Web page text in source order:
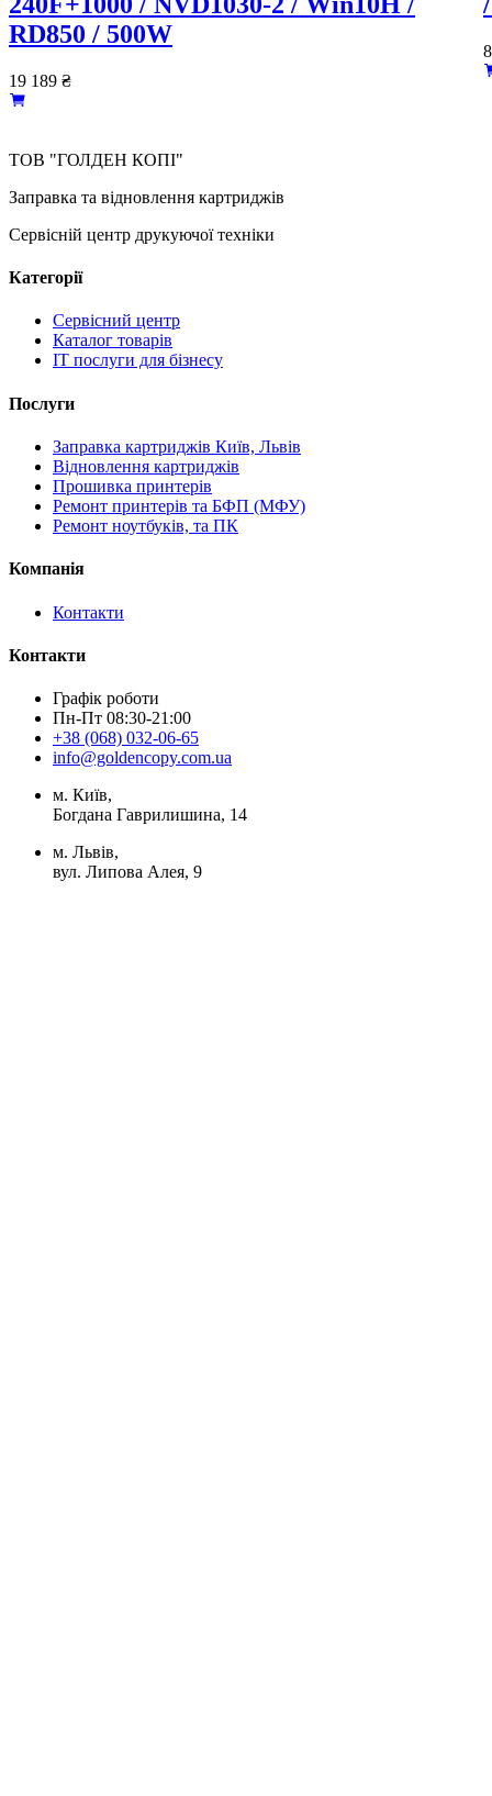
RD850 / 500W
19 189 ₴
ТОВ "ГОЛДЕН КОПІ"
Заправка та відновлення картриджів
Сервісній центр друкуючої техніки
Категорії
Сервісний центр
Каталог товарів
IT послуги для бізнесу
Послуги
Заправка картриджів Київ, Львів
Відновлення картриджів
Прошивка принтерів
Ремонт принтерів та БФП (МФУ)
Ремонт ноутбуків, та ПК
Компанія
Контакти
Контакти
Графік роботи
Пн-Пт 08:30-21:00
+38 (068) 032-06-65
info@goldencopy.com.ua
м. Київ,
Богдана Гаврилишина, 14
м. Львів,
вул. Липова Алея, 9